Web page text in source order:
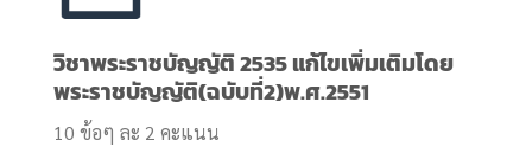
วิชาพระราชบัญญัติ 2535 แก้ไขเพิ่มเติมโดย
พระราชบัญญัติ(ฉบับที่2)พ.ศ.2551
10 ข้อๆ ละ 2 คะแนน